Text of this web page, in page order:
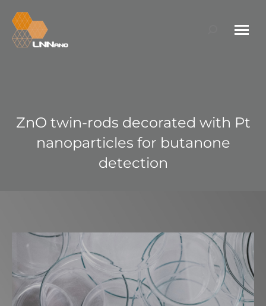
Search:
ZnO twin-rods decorated with Pt
nanoparticles for butanone
detection